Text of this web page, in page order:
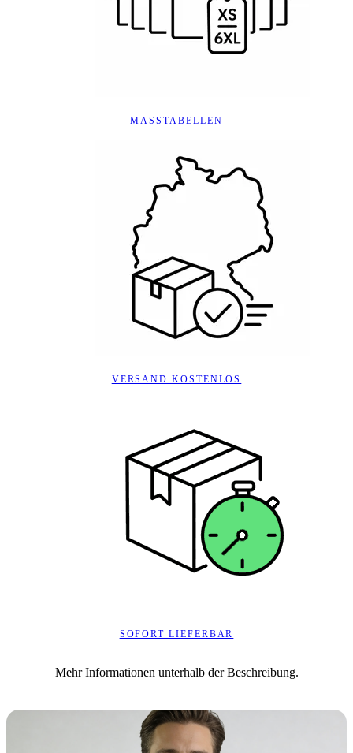
MASSTABELLEN
VERSAND KOSTENLOS
SOFORT LIEFERBAR
Mehr Informationen unterhalb der Beschreibung.